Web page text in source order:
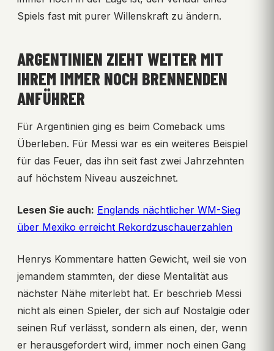
Spiels fast mit purer Willenskraft zu ändern.
ARGENTINIEN ZIEHT WEITER MIT
IHREM IMMER NOCH BRENNENDEN
ANFÜHRER
Für Argentinien ging es beim Comeback ums
Überleben. Für Messi war es ein weiteres Beispiel
für das Feuer, das ihn seit fast zwei Jahrzehnten
auf höchstem Niveau auszeichnet.
Lesen Sie auch: Englands nächtlicher WM-Sieg
über Mexiko erreicht Rekordzuschauerzahlen
Henrys Kommentare hatten Gewicht, weil sie von
jemandem stammten, der diese Mentalität aus
nächster Nähe miterlebt hat. Er beschrieb Messi
nicht als einen Spieler, der sich auf Nostalgie oder
seinen Ruf verlässt, sondern als einen, der, wenn
er herausgefordert wird, immer noch einen Gang